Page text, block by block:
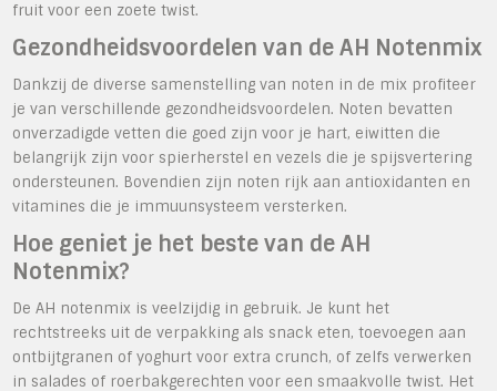
fruit voor een zoete twist.
Gezondheidsvoordelen van de AH Notenmix
Dankzij de diverse samenstelling van noten in de mix profiteer
je van verschillende gezondheidsvoordelen. Noten bevatten
onverzadigde vetten die goed zijn voor je hart, eiwitten die
belangrijk zijn voor spierherstel en vezels die je spijsvertering
ondersteunen. Bovendien zijn noten rijk aan antioxidanten en
vitamines die je immuunsysteem versterken.
Hoe geniet je het beste van de AH
Notenmix?
De AH notenmix is veelzijdig in gebruik. Je kunt het
rechtstreeks uit de verpakking als snack eten, toevoegen aan
ontbijtgranen of yoghurt voor extra crunch, of zelfs verwerken
in salades of roerbakgerechten voor een smaakvolle twist. Het